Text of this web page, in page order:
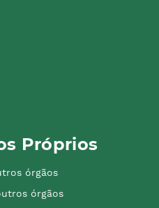
Próprios
órgãos
órgãos